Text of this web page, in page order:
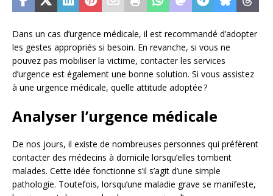
Dans un cas d’urgence médicale, il est recommandé d’adopter
les gestes appropriés si besoin. En revanche, si vous ne
pouvez pas mobiliser la victime, contacter les services
d’urgence est également une bonne solution. Si vous assistez
à une urgence médicale, quelle attitude adoptée ?
Analyser l’urgence médicale
De nos jours, il existe de nombreuses personnes qui préfèrent
contacter des médecins à domicile lorsqu’elles tombent
malades. Cette idée fonctionne s’il s’agit d’une simple
pathologie. Toutefois, lorsqu’une maladie grave se manifeste,